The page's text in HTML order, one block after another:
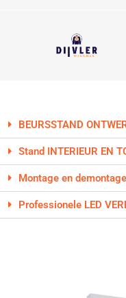
BEURSSTAND
Stand INTERIEUR EN
Montage en
Professionele LED
Prijsindicatie in Ede